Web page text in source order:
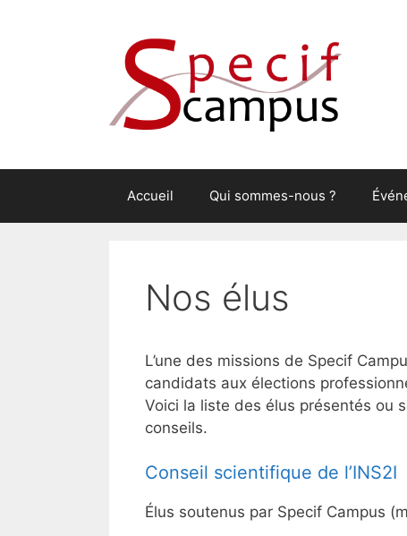
Accueil Qui sommes-nous ?
Nos élus
L’une des missions de Specif
candidats aux élections
Voici la liste des élus présentés ou
conseils.
Conseil scientifique de l’INS2I
Élus soutenus par Specif Campus